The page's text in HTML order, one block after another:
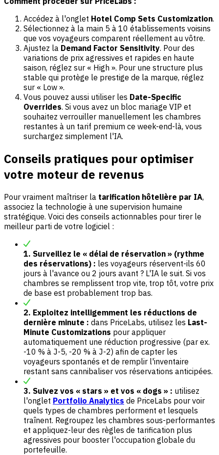
Accédez à l'onglet Hotel Comp Sets Customization.
Sélectionnez à la main 5 à 10 établissements voisins
que vos voyageurs comparent réellement au vôtre.
Ajustez la Demand Factor Sensitivity. Pour des
variations de prix agressives et rapides en haute
saison, réglez sur « High ». Pour une structure plus
stable qui protège le prestige de la marque, réglez
sur « Low ».
Vous pouvez aussi utiliser les Date-Specific
Overrides. Si vous avez un bloc mariage VIP et
souhaitez verrouiller manuellement les chambres
restantes à un tarif premium ce week-end-là, vous
surchargez simplement l'IA.
Conseils pratiques pour optimiser
votre moteur de revenus
Pour vraiment maîtriser la tarification hôtelière par IA,
associez la technologie à une supervision humaine
stratégique. Voici des conseils actionnables pour tirer le
meilleur parti de votre logiciel :
1. Surveillez le « délai de réservation » (rythme
des réservations) : les voyageurs réservent-ils 60
jours à l'avance ou 2 jours avant ? L'IA le suit. Si vos
chambres se remplissent trop vite, trop tôt, votre prix
de base est probablement trop bas.
2. Exploitez intelligemment les réductions de
dernière minute : dans PriceLabs, utilisez les Last-
Minute Customizations pour appliquer
automatiquement une réduction progressive (par ex.
-10 % à J-5, -20 % à J-2) afin de capter les
voyageurs spontanés et de remplir l'inventaire
restant sans cannibaliser vos réservations anticipées.
3. Suivez vos « stars » et vos « dogs » : utilisez
l'onglet Portfolio Analytics de PriceLabs pour voir
quels types de chambres performent et lesquels
traînent. Regroupez les chambres sous-performantes
et appliquez-leur des règles de tarification plus
agressives pour booster l'occupation globale du
portefeuille.